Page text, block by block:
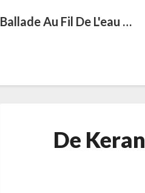
Ballade Au Fil De L'eau …
De